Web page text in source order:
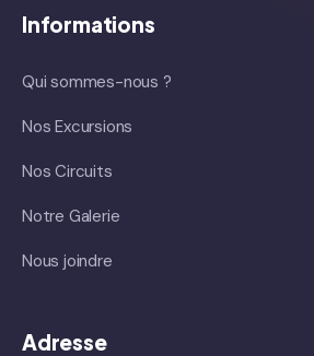
Informations
Qui sommes-nous ?
Nos Excursions
Nos Circuits
Notre Galerie
Nous joindre
Adresse